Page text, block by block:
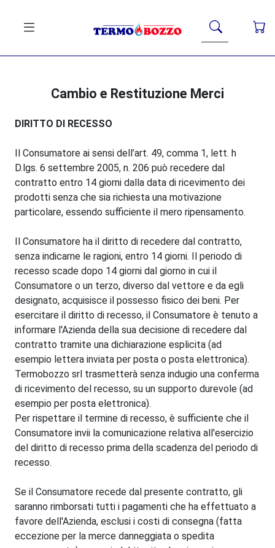
Cambio e Restituzione Merci
DIRITTO DI RECESSO
Il Consumatore ai sensi dell’art. 49, comma 1, lett. h
D.lgs. 6 settembre 2005, n. 206 può recedere dal
contratto entro 14 giorni dalla data di ricevimento dei
prodotti senza che sia richiesta una motivazione
particolare, essendo sufficiente il mero ripensamento.
Il Consumatore ha il diritto di recedere dal contratto,
senza indicarne le ragioni, entro 14 giorni. Il periodo di
recesso scade dopo 14 giorni dal giorno in cui il
Consumatore o un terzo, diverso dal vettore e da egli
designato, acquisisce il possesso fisico dei beni. Per
esercitare il diritto di recesso, il Consumatore è tenuto a
informare l'Azienda della sua decisione di recedere dal
contratto tramite una dichiarazione esplicita (ad
esempio lettera inviata per posta o posta elettronica).
Termobozzo srl trasmetterà senza indugio una conferma
di ricevimento del recesso, su un supporto durevole (ad
esempio per posta elettronica).
Per rispettare il termine di recesso, è sufficiente che il
Consumatore invii la comunicazione relativa all'esercizio
del diritto di recesso prima della scadenza del periodo di
recesso.
Se il Consumatore recede dal presente contratto, gli
saranno rimborsati tutti i pagamenti che ha effettuato a
favore dell'Azienda, esclusi i costi di consegna (fatta
eccezione per la merce danneggiata o spedita